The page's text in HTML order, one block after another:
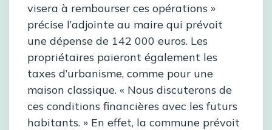
visera à rembourser ces opérations »
précise l’adjointe au maire qui prévoit
une dépense de 142 000 euros. Les
propriétaires paieront également les
taxes d’urbanisme, comme pour une
maison classique. « Nous discuterons de
ces conditions financières avec les futurs
habitants. » En effet, la commune prévoit